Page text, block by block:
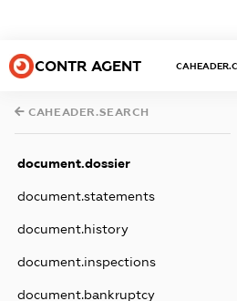
CONTR AGENT
CAHEADER.SEARCH
document.dossier
document.statements
document.history
document.inspections
document.bankruptcy